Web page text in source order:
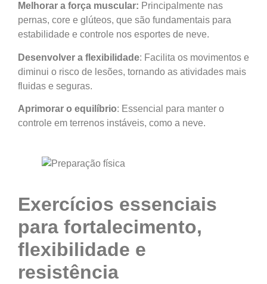
Melhorar a força muscular: Principalmente nas
pernas, core e glúteos, que são fundamentais para
estabilidade e controle nos esportes de neve.
Desenvolver a flexibilidade: Facilita os movimentos e
diminui o risco de lesões, tornando as atividades mais
fluidas e seguras.
Aprimorar o equilíbrio: Essencial para manter o
controle em terrenos instáveis, como a neve.
Exercícios essenciais
para fortalecimento,
flexibilidade e
resistência